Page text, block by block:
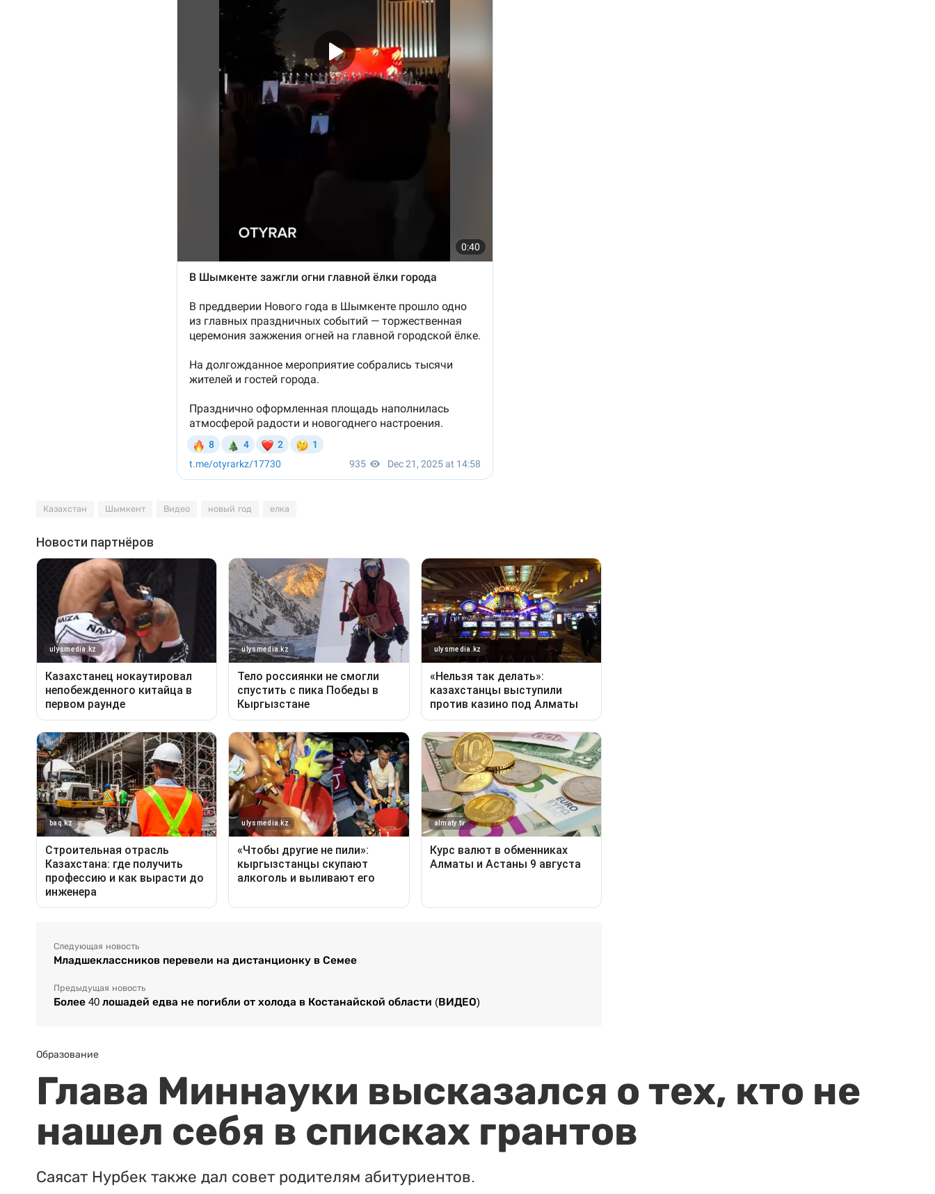
Казахстан Шымкент Видео новый год елка
Следующая новость
Младшеклассников перевели на дистанционку в Семее
Предыдущая новость
Более 40 лошадей едва не погибли от холода в Костанайской области (ВИДЕО)
Образование
Глава Миннауки высказался о тех, кто не
нашел себя в списках грантов
Саясат Нурбек также дал совет родителям абитуриентов.